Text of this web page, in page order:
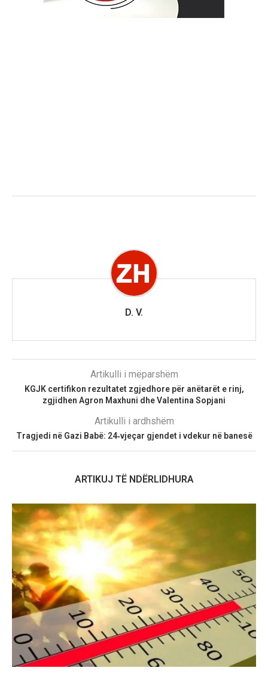
D. V.
Artikulli i mëparshëm
KGJK certifikon rezultatet zgjedhore për anëtarët e rinj,
zgjidhen Agron Maxhuni dhe Valentina Sopjani
Artikulli i ardhshëm
Tragjedi në Gazi Babë: 24‑vjeçar gjendet i vdekur në banesë
ARTIKUJ TË NDËRLIDHURA